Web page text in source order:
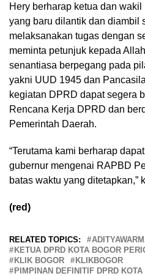
Hery berharap ketua dan
yang baru dilantik dan diambil
melaksanakan tugas dengan
meminta petunjuk kepada
senantiasa berpegang pada
yakni UUD 1945 dan
kegiatan DPRD dapat segera
Rencana Kerja DPRD dan
Pemerintah Daerah.
“Terutama kami berharap
gubernur mengenai RAPBD
batas waktu yang ditetapkan,”
(red)
RELATED TOPICS:
KETUA DPRD KOTA BOGOR
KLIK BOGOR
KLIKBOGOR
PIMPINAN DEFINITIF DPRD KOTA